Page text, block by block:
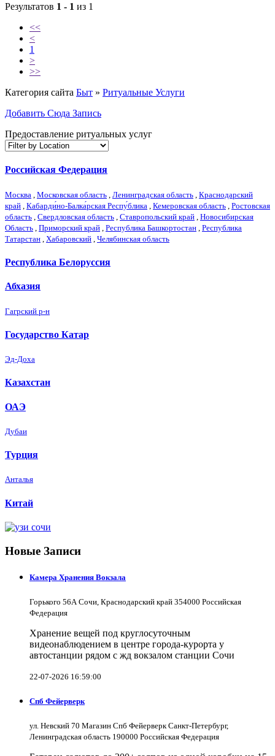
Результатов 1 - 1 из 1
<<
<
1
>
>>
Категория сайта Быт » Ритуальные Услуги
Добавить Сюда Запись
Предоставление ритуальных услуг
Российская Федерация
Москва Московская область Ленинградская область Краснодарский
край Кабарди́но-Балка́рская Респу́блика Кемеровская область Ростовская
область Свердловская область Ставропольский край Новосибирская
Область Приморский край Республика Башкортостан Республика
Татарстан Хабаровский Челябинская область
Республика Белоруссия
Абхазия
Гагрский р-н
Государство Катар
Эд-Доха
Казахстан
ОАЭ
Дубаи
Турция
Анталья
Китай
Новые Записи
Камера Хранения Вокзала
Горького 56А Сочи, Краснодарский край 354000 Российская
Федерация
Хранение вещей под круглосуточным
видеонаблюдением в центре города-курорта у
автостанции рядом с жд вокзалом станции Сочи
22-07-2026 16:59:00
Спб Фейерверк
ул. Невский 70 Магазин Спб Фейерверк Санкт-Петербург,
Ленинградская область 190000 Российская Федерация